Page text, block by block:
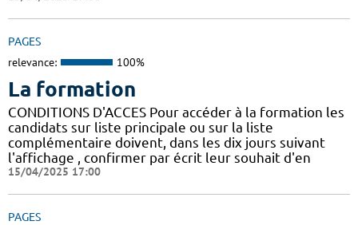
PAGES
relevance: 100%
La formation
CONDITIONS D'ACCES Pour accéder à la formation les
candidats sur liste principale ou sur la liste
complémentaire doivent, dans les dix jours suivant
l'affichage , confirmer par écrit leur souhait d'en
15/04/2025 17:00
PAGES